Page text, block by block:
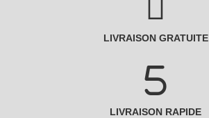
LIVRAISON GRATUITE
LIVRAISON RAPIDE